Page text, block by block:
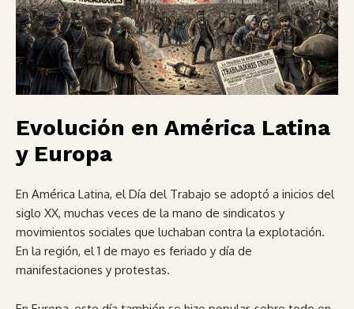
Evolución en América Latina
y Europa
En América Latina, el Día del Trabajo se adoptó a inicios del
siglo XX, muchas veces de la mano de sindicatos y
movimientos sociales que luchaban contra la explotación.
En la región, el 1 de mayo es feriado y día de
manifestaciones y protestas.